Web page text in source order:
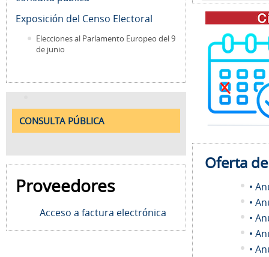
Exposición del Censo Electoral
Elecciones al Parlamento Europeo del 9
de junio
CONSULTA PÚBLICA
Proveedores
Acceso a factura electrónica
Oferta
•
•
•
•
•